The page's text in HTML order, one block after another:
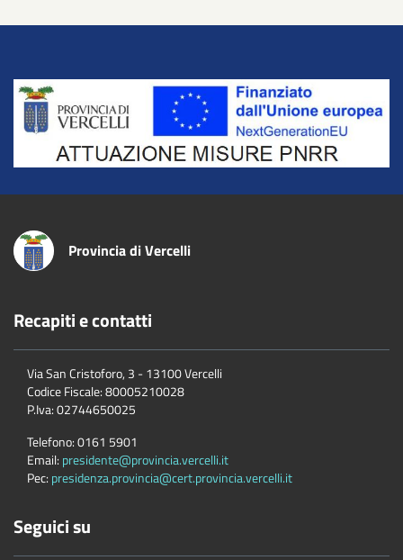
Title
Provincia di Vercelli
Recapiti e contatti
Via San Cristoforo, 3 - 13100 Vercelli
Codice Fiscale:80005210028
P.Iva:02744650025
Telefono:0161 5901
Email: presidente@provincia.vercelli.it
Pec: presidenza.provincia@cert.provincia.vercelli.it
Seguici su